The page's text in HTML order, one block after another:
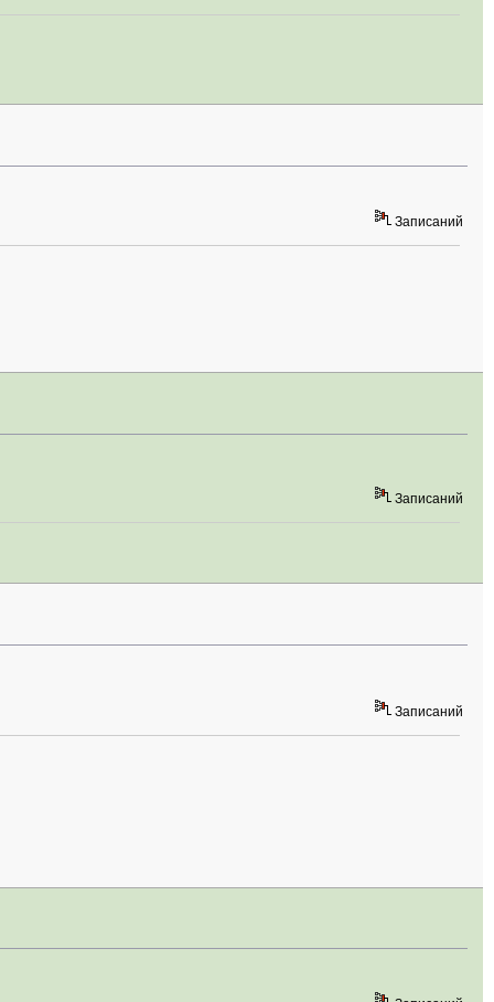
Записаний
Записаний
Записаний